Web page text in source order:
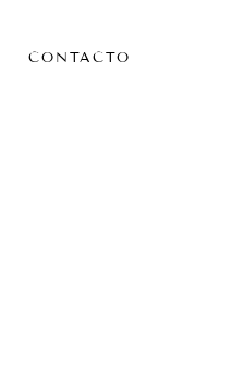
CONTACTO